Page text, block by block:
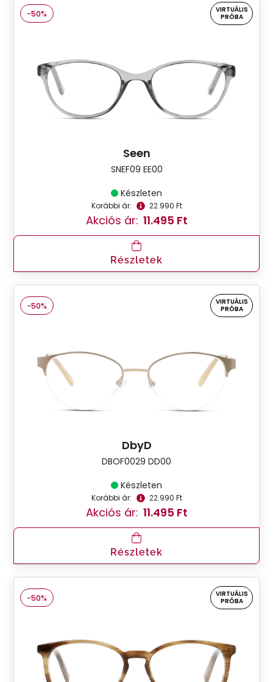
-50%
VIRTUÁLIS
PRÓBA
Seen
SNEF09 EE00
Készleten
Korábbi ár: 22.990 Ft
Akciós ár: 11.495 Ft
Részletek
-50%
VIRTUÁLIS
PRÓBA
DbyD
DBOF0029 DD00
Készleten
Korábbi ár: 22.990 Ft
Akciós ár: 11.495 Ft
Részletek
-50%
VIRTUÁLIS
PRÓBA